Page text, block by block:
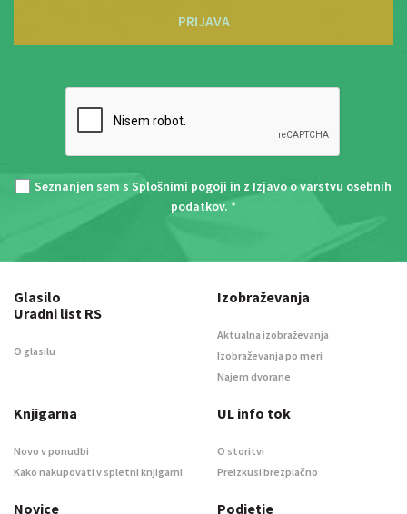
PRIJAVA
Seznanjen sem s Splošnimi pogoji in z Izjavo o varstvu osebnih
podatkov. *
Glasilo
Uradni list RS
O glasilu
Izobraževanja
Aktualna izobraževanja
Izobraževanja po meri
Najem dvorane
Knjigarna
Novo v ponudbi
Kako nakupovati v spletni knjigarni
UL info tok
O storitvi
Preizkusi brezplačno
Novice Podjetje